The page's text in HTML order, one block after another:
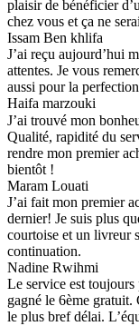
plaisir de bénéficier
chez vous et ça ne
Issam Ben khlifa
J’ai reçu aujourd’hui
attentes. Je vous
aussi pour la
Haifa marzouki
J’ai trouvé mon
Qualité, rapidité du
rendre mon premier
bientôt !
Maram Louati
J’ai fait mon premier
dernier! Je suis plus
courtoise et un livreur
continuation.
Nadine Rwihmi
Le service est
gagné le 6ème gratuit.
le plus bref délai.